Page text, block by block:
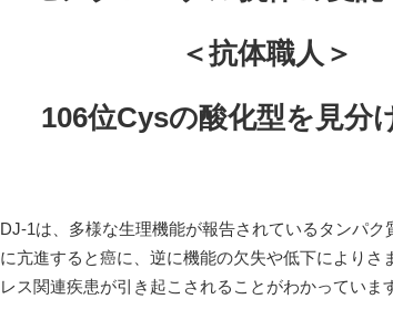
＜抗体職人＞
106位Cysの酸化型を見分
DJ-1は、多様な生理機能が報告されているタンパク
に亢進すると癌に、逆に機能の欠失や低下によりさ
レス関連疾患が引き起こされることがわかっていま